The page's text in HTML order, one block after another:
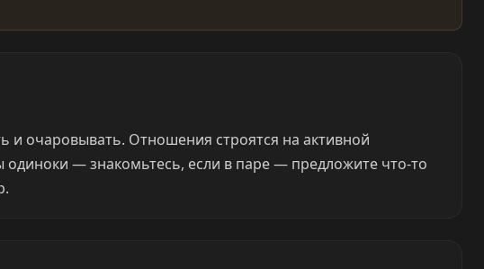
и очаровывать. Отношения строятся на активной
одиноки — знакомьтесь, если в паре — предложите что-то